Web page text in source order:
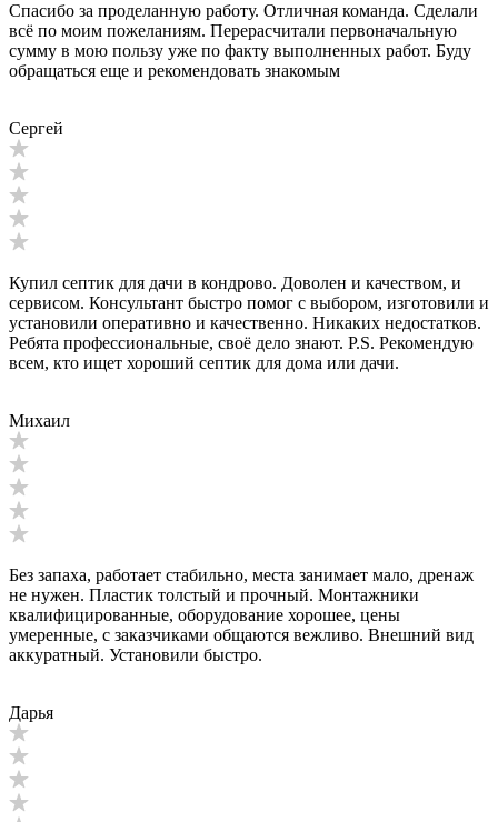
Спасибо за проделанную работу. Отличная команда. Сделали
всё по моим пожеланиям. Перерасчитали первоначальную
сумму в мою пользу уже по факту выполненных работ. Буду
обращаться еще и рекомендовать знакомым
Сергей
Купил септик для дачи в кондрово. Доволен и качеством, и
сервисом. Консультант быстро помог с выбором, изготовили и
установили оперативно и качественно. Никаких недостатков.
Ребята профессиональные, своё дело знают. P.S. Рекомендую
всем, кто ищет хороший септик для дома или дачи.
Михаил
Без запаха, работает стабильно, места занимает мало, дренаж
не нужен. Пластик толстый и прочный. Монтажники
квалифицированные, оборудование хорошее, цены
умеренные, с заказчиками общаются вежливо. Внешний вид
аккуратный. Установили быстро.
Дарья